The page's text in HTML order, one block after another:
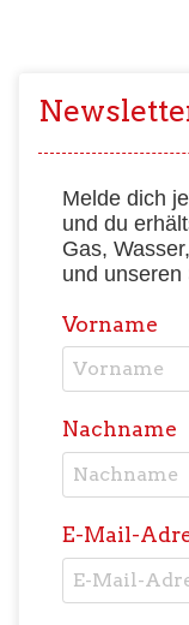
Melde dich
und du
Gas,
und unseren
Vorname
Nachname
E-Mail-